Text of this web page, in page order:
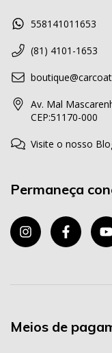
558141011653
(81) 4101-1653
Av. Mal
CEP:51170-000
Visite o nosso
Permaneça
Meios de